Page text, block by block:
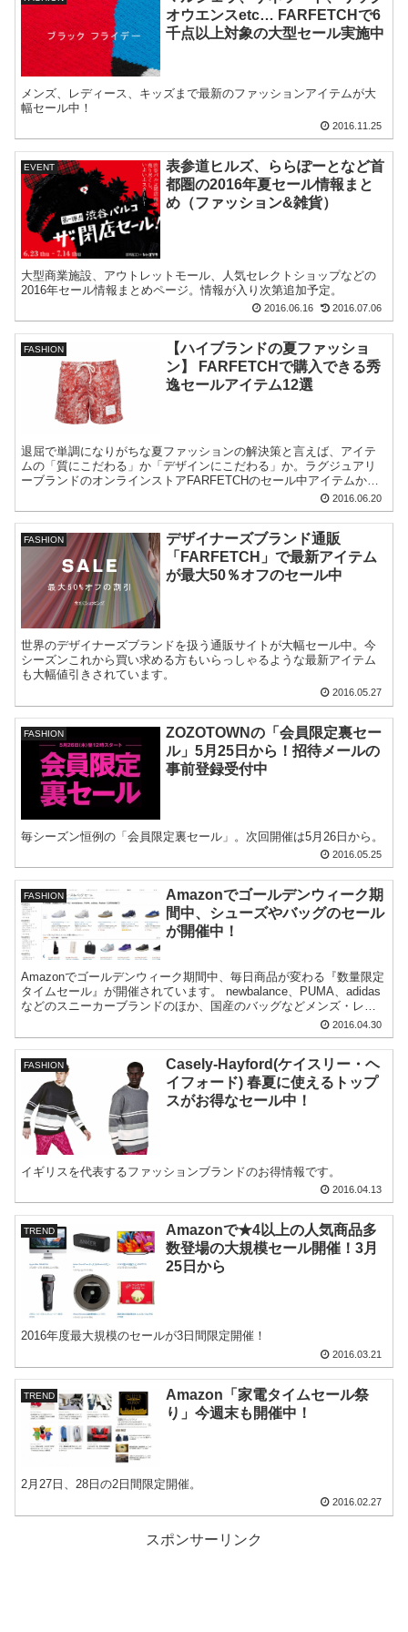
オウエンスetc… FARFETCHで6
千点以上対象の大型セール実施中
メンズ、レディース、キッズまで最新のファッションアイテムが大
幅セール中！
2016.11.25
EVENT
表参道ヒルズ、ららぽーとなど首
都圏の2016年夏セール情報まと
め（ファッション&雑貨）
大型商業施設、アウトレットモール、人気セレクトショップなどの
2016年セール情報まとめページ。情報が入り次第追加予定。
2016.06.16 2016.07.06
FASHION
【ハイブランドの夏ファッショ
ン】 FARFETCHで購入できる秀
逸セールアイテム12選
退屈で単調になりがちな夏ファッションの解決策と言えば、アイテ
ムの「質にこだわる」か「デザインにこだわる」か。ラグジュアリ
ーブランドのオンラインストアFARFETCHのセール中アイテムから
2016.06.20
FASHION
デザイナーズブランド通販
「FARFETCH」で最新アイテム
が最大50％オフのセール中
世界のデザイナーズブランドを扱う通販サイトが大幅セール中。今
シーズンこれから買い求める方もいらっしゃるような最新アイテム
も大幅値引きされています。
2016.05.27
FASHION
ZOZOTOWNの「会員限定裏セー
ル」5月25日から！招待メールの
事前登録受付中
毎シーズン恒例の「会員限定裏セール」。次回開催は5月26日から。
2016.05.25
FASHION
Amazonでゴールデンウィーク期
間中、シューズやバッグのセール
が開催中！
Amazonでゴールデンウィーク期間中、毎日商品が変わる『数量限定
タイムセール』が開催されています。 newbalance、PUMA、adidas
などのスニーカーブランドのほか、国産のバッグなどメンズ・レデ
2016.04.30
FASHION
Casely-Hayford(ケイスリー・ヘ
イフォード) 春夏に使えるトップ
スがお得なセール中！
イギリスを代表するファッションブランドのお得情報です。
2016.04.13
TREND
Amazonで★4以上の人気商品多
数登場の大規模セール開催！3月
25日から
2016年度最大規模のセールが3日間限定開催！
2016.03.21
TREND
Amazon「家電タイムセール祭
り」今週末も開催中！
2月27日、28日の2日間限定開催。
2016.02.27
スポンサーリンク